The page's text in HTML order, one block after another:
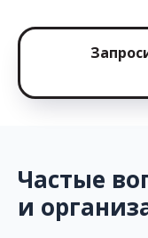
Частые
и